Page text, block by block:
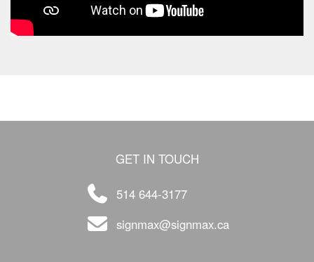
GET IN TOUCH
514 644-3177
signmax@signmax.ca